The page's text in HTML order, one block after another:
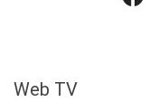
Web TV